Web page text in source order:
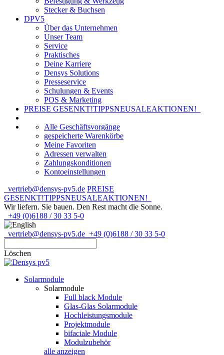
Stecker & Buchsen
DPV5
Über das Unternehmen
Unser Team
Service
Praktisches
Deine Karriere
Densys Solutions
Presseservice
Schulungen & Events
POS & Marketing
PREISE GESENKT!TIPPSNEUSALEAKTIONEN!
Alle Geschäftsvorgänge
gespeicherte Warenkörbe
Meine Favoriten
Adressen verwalten
Zahlungskonditionen
Kontoeinstellungen
vertrieb@densys-pv5.de PREISE
GESENKT!TIPPSNEUSALEAKTIONEN!
Wir liefern. Sie bauen. Den Rest macht die Sonne.
+49 (0)6188 / 30 33 5-0
vertrieb@densys-pv5.de +49 (0)6188 / 30 33 5-0
Löschen
Solarmodule
Solarmodule
Full black Module
Glas-Glas Solarmodule
Hochleistungsmodule
Projektmodule
bifaciale Module
Modulzubehör
alle anzeigen